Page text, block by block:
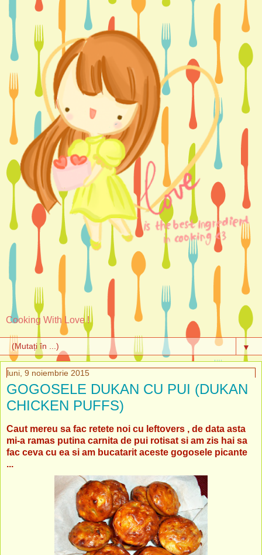
Cooking With Love !
▼
luni, 9 noiembrie 2015
GOGOSELE DUKAN CU PUI (DUKAN
CHICKEN PUFFS)
Caut mereu sa fac retete noi cu leftovers , de data asta
mi-a ramas putina carnita de pui rotisat si am zis hai sa
fac ceva cu ea si am bucatarit aceste gogosele picante
...